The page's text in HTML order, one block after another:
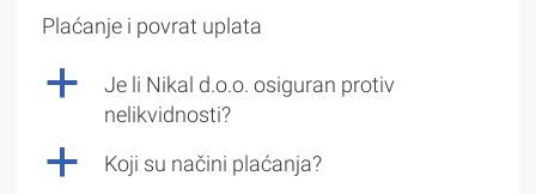
Plaćanje i povrat uplata
a
Je li Nikal d.o.o. osiguran protiv
nelikvidnosti?
a Koji su načini plaćanja?